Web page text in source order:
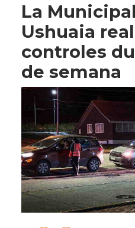
La
Ushuaia
controles
de semana